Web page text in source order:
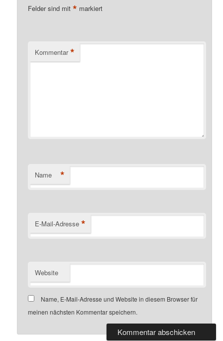
Felder sind mit* markiert
Kommentar *
Name *
E-Mail-Adresse *
Website
Name, E-Mail-Adresse und Website in diesem Browser für
meinen nächsten Kommentar speichern.